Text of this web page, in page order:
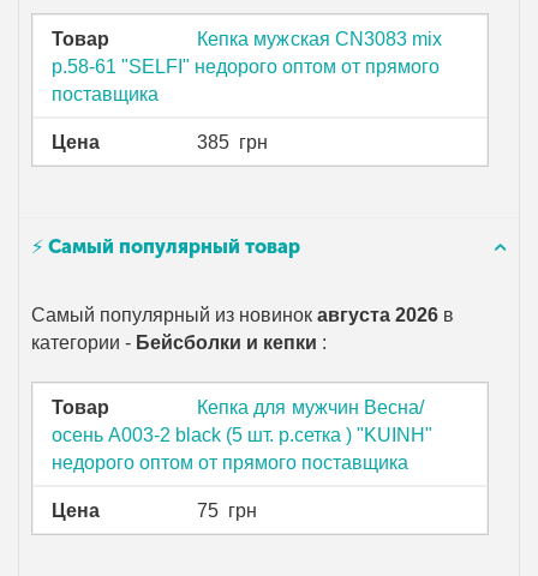
Товар
Кепка мужская CN3083 mix
р.58-61 "SELFI" недорого оптом от прямого
поставщика
Цена 385 грн
⚡ Самый популярный товар
Самый популярный из новинокавгуста 2026 в
категории - Бейсболки и кепки :
Товар
Кепка для мужчин Весна/
осень A003-2 black (5 шт. р.сетка ) "KUINH"
недорого оптом от прямого поставщика
Цена 75 грн